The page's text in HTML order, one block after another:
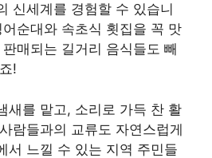
신세계를 경험할 수 있습니
순대와 속초식 횟집을 꼭 맛
매되는 길거리 음식들도 빼
!
새를 맡고, 소리로 가득 찬 활
람들과의 교류도 자연스럽게
서 느낄 수 있는 지역 주민들